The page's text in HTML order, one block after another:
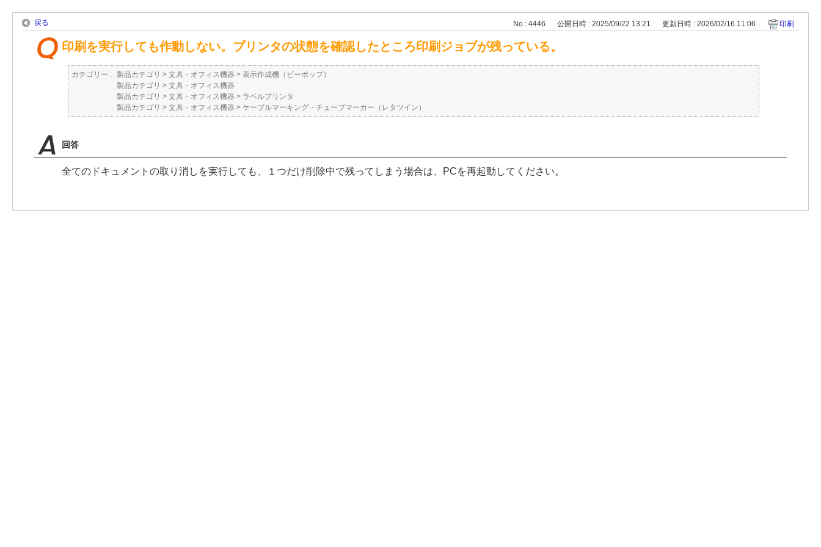
戻る No : 4446 公開日時 : 2025/09/22 13:21 更新日時 : 2026/02/16 11:06 印刷
印刷を実行しても作動しない。プリンタの状態を確認したところ印刷ジョブが残っている。
カテゴリー : 製品カテゴリ > 文具・オフィス機器 > 表示作成機（ビーポップ）
製品カテゴリ > 文具・オフィス機器
製品カテゴリ > 文具・オフィス機器 > ラベルプリンタ
製品カテゴリ > 文具・オフィス機器 > ケーブルマーキング・チューブマーカー（レタツイン）
回答
全てのドキュメントの取り消しを実行しても、１つだけ削除中で残ってしまう場合は、PCを再起動してください。